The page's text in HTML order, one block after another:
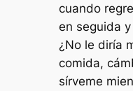
cuando
en seguida
¿No le diría
comida,
sírveme